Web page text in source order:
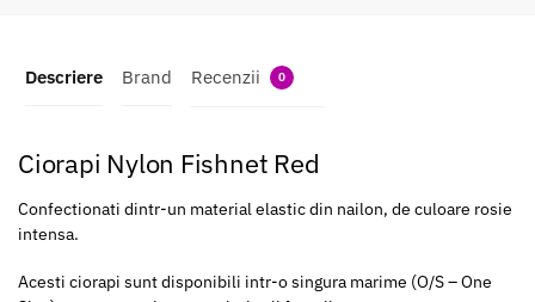
Descriere Brand Recenzii 0
Ciorapi Nylon Fishnet Red
Confectionati dintr-un material elastic din nailon, de culoare rosie
intensa.
Acesti ciorapi sunt disponibili intr-o singura marime (O/S – One